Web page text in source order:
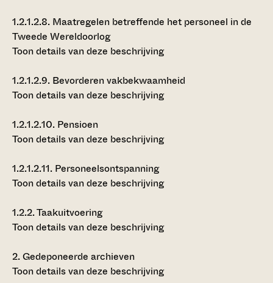
1.2.1.2.8. Maatregelen betreffende het personeel in de
Tweede Wereldoorlog
Toon details van deze beschrijving
1.2.1.2.9. Bevorderen vakbekwaamheid
Toon details van deze beschrijving
1.2.1.2.10. Pensioen
Toon details van deze beschrijving
1.2.1.2.11. Personeelsontspanning
Toon details van deze beschrijving
1.2.2.Taakuitvoering
Toon details van deze beschrijving
2.Gedeponeerde archieven
Toon details van deze beschrijving